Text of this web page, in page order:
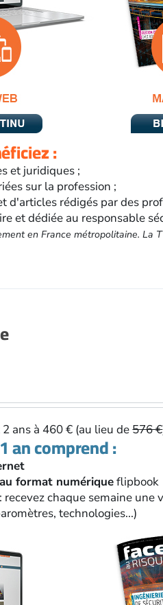
:
et juridiques ;
sur la profession ;
d'articles rédigés par des
et dédiée au responsable
en France métropolitaine. La
2 ans à 460 € (au lieu de576 €
an comprend :
format numériqueflipbook
: recevez chaque semaine
technologies...)